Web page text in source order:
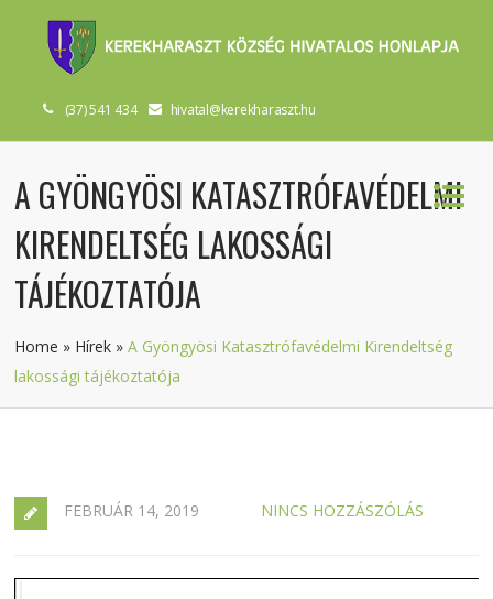
(37) 541 434 hivatal@kerekharaszt.hu
A GYÖNGYÖSI KATASZTRÓFAVÉDELMI
KIRENDELTSÉG LAKOSSÁGI
TÁJÉKOZTATÓJA
Home » Hírek »A Gyöngyösi Katasztrófavédelmi Kirendeltség
lakossági tájékoztatója
FEBRUÁR 14, 2019 NINCS HOZZÁSZÓLÁS